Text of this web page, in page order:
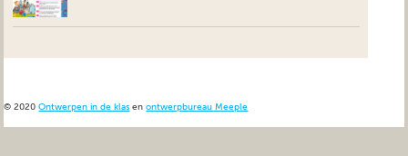
© 2020Ontwerpen in de klas enontwerpbureau Meeple